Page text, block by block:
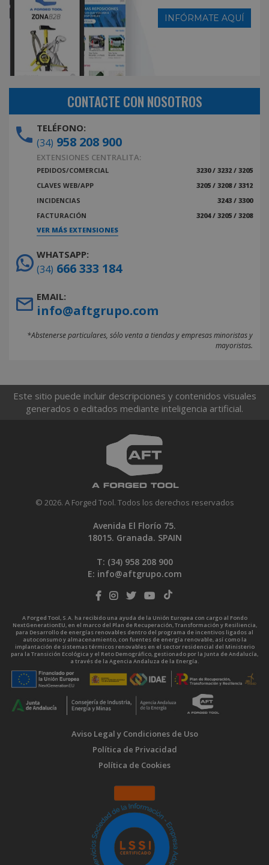
INFÓRMATE AQUÍ
CONTACTE CON NOSOTROS
TELÉFONO:
(34) 958 208 900
EXTENSIONES CENTRALITA:
PEDIDOS/COMERCIAL
3230 / 3232 / 3205
CLAVES WEB/APP
3205 / 3208 / 3312
INCIDENCIAS
3243 / 3300
FACTURACIÓN
3204 / 3205 / 3208
VER MÁS EXTENSIONES
WHATSAPP:
(34) 666 333 184
EMAIL:
info@aftgrupo.com
*Abstenerse particulares, sólo venta a tiendas y empresas minoristas y
mayoristas.
Este sitio puede incluir descripciones y contenidos visuales
generados o editados mediante inteligencia artificial.
© 2026. A Forged Tool. Todos los derechos reservados
Avenida El Florío 75.
18015. Granada. SPAIN
T: (34) 958 208 900
E: info@aftgrupo.com
A Forged Tool, S.A. ha recibido una ayuda de la Unión Europea con cargo al Fondo
NextGenerationEU, en el marco del Plan de Recuperación, Transformación y Resiliencia,
para Desarrollo de energías renovables dentro del programa de incentivos ligados al
autoconsumo y almacenamiento, con fuentes de energía renovable, así como la
implantación de sistemas térmicos renovables en el sector residencial del Ministerio
para la Transición Ecológica y el Reto Demográfico, gestionado por la Junta de Andalucía,
a través de la Agencia Andaluza de la Energía.
Aviso Legal y Condiciones de Uso
Política de Privacidad
Política de Cookies